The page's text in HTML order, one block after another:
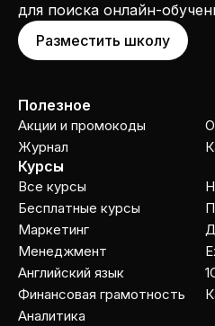
для поиска онлайн-
Разместить школу
Полезное
Акции и промокоды
Журнал
Курсы
Все курсы
Бесплатные курсы
Маркетинг
Менеджмент
Английский язык
Финансовая грамотность
Аналитика